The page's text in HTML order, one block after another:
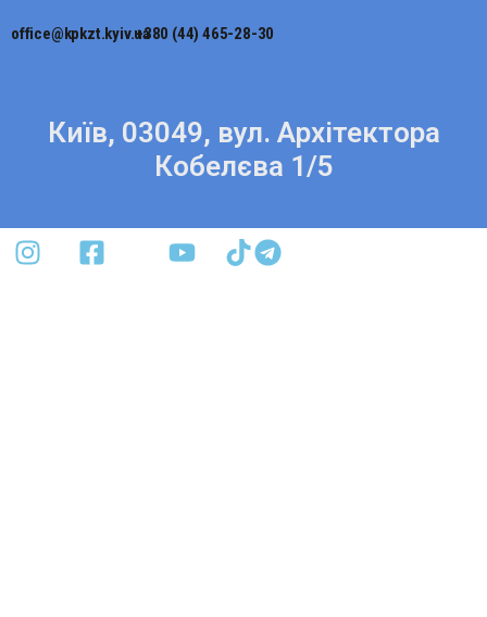
office@kpkzt.kyiv.ua+380 (44) 465-28-30
Київ, 03049, вул. Архітектора
Кобелєва 1/5